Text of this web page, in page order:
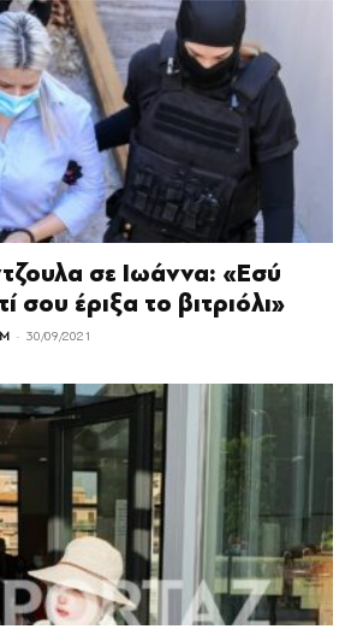
σε Ιωάννα: «Εσύ
σου έριξα το βιτριόλι»
- 30/09/2021